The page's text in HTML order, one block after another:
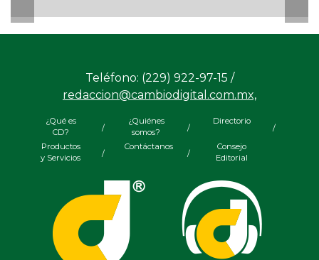
Teléfono: (229) 922-97-15 /
redaccion@cambiodigital.com.mx,
¿Qué es
CD?
/
¿Quiénes
somos?
/
Directorio
/
Productos
y Servicios
/
Contáctanos
/
Consejo
Editorial